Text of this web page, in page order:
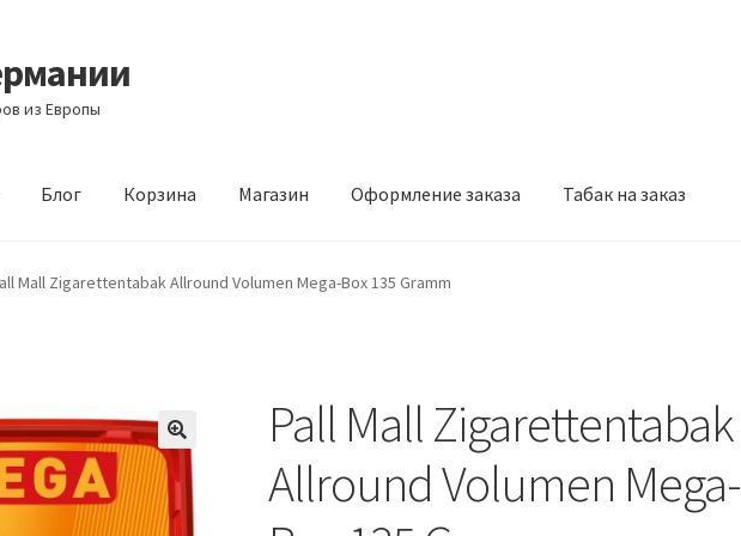
из Европы
Блог Корзина Магазин Оформление заказа Табак на заказ
Корзина Магазин Оформление заказа Табак на заказ
Mall Zigarettentabak Allround Volumen Mega-Box 135 Gramm
Pall Mall Zigarettentabak
Allround Volumen Mega-